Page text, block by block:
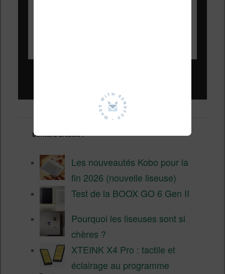
Derniers articles :
Les nouveautés Kobo pour la
fin 2026 (nouvelle liseuse)
Test de la BOOX GO 6 Gen II
Pourquoi les liseuses sont si
chères ?
XTEINK X4 Pro : tactile et
éclairage au programme